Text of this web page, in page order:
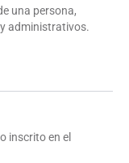
una persona,
administrativos.
inscrito en el